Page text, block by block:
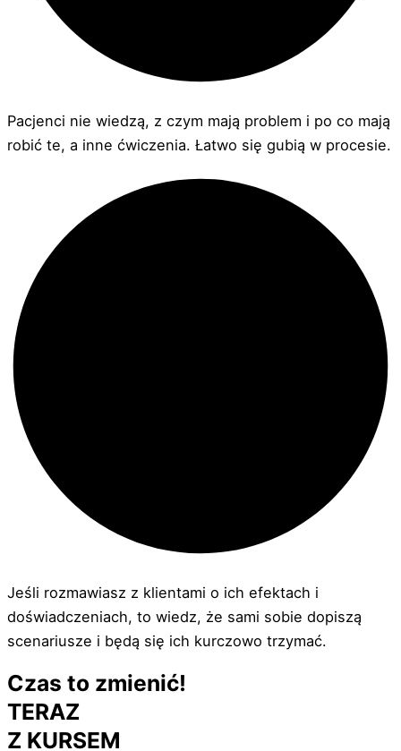
Pacjenci nie wiedzą, z czym mają problem i po co mają
robić te, a inne ćwiczenia. Łatwo się gubią w procesie.
Jeśli rozmawiasz z klientami o ich efektach i
doświadczeniach, to wiedz, że sami sobie dopiszą
scenariusze i będą się ich kurczowo trzymać.
Czas to zmienić!
TERAZ
Z KURSEM